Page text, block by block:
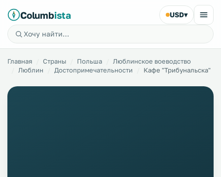
Columbista USD▾
Главная Страны Польша
Люблинское воеводство
Люблин
Достопримечательности Кафе "Трибунальска"